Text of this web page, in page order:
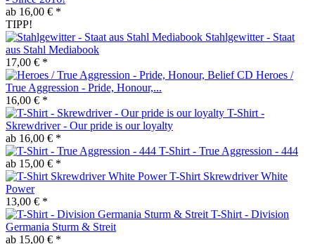
ab 16,00 € *
TIPP!
Stahlgewitter - Staat
aus Stahl Mediabook
17,00 € *
Heroes /
True Aggression - Pride, Honour,...
16,00 € *
T-Shirt -
Skrewdriver - Our pride is our loyalty
ab 16,00 € *
T-Shirt - True Aggression - 444
ab 15,00 € *
T-Shirt Skrewdriver White
Power
13,00 € *
T-Shirt - Division
Germania Sturm & Streit
ab 15,00 € *